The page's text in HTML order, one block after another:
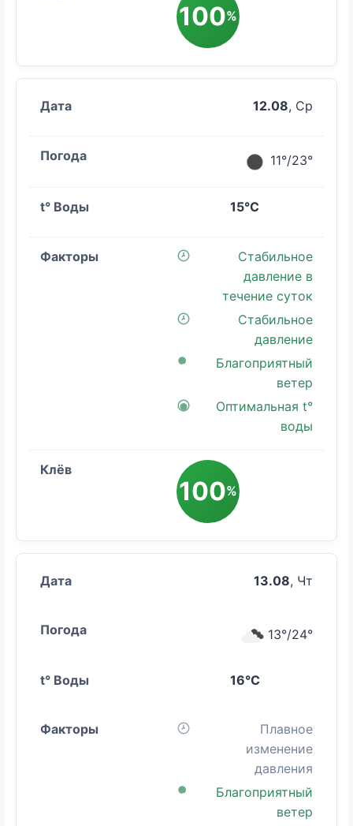
100%
12.08, Ср
11°/23°
15°C
Стабильное
давление в
течение суток
Стабильное
давление
Благоприятный
ветер
Оптимальная t°
воды
100%
13.08, Чт
13°/24°
16°C
Плавное
изменение
давления
Благоприятный
ветер